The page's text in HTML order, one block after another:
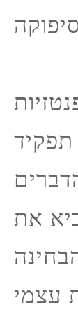
את
עצמי